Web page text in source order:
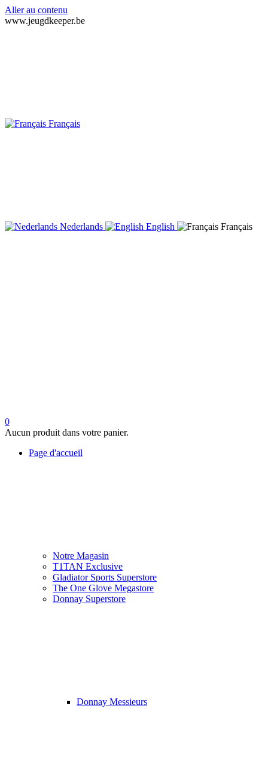
Aller au contenu
www.jeugdkeeper.be
Français
Nederlands English Français
0
Aucun produit dans votre panier.
Page d'accueil
Notre Magasin
T1TAN Exclusive
Gladiator Sports Superstore
The One Glove Megastore
Donnay Superstore
Donnay Messieurs